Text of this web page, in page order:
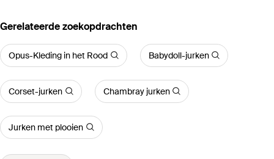
Gerelateerde zoekopdrachten
Opus-Kleding in het Rood Babydoll-jurken
Corset-jurken Chambray jurken
Jurken met plooien